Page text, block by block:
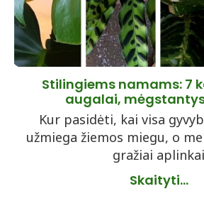
Stilingiems namams: 7
augalai,
Kur pasidėti, kai visa
užmiega žiemos miegu, o
gražiai aplinkai
Skaityti...